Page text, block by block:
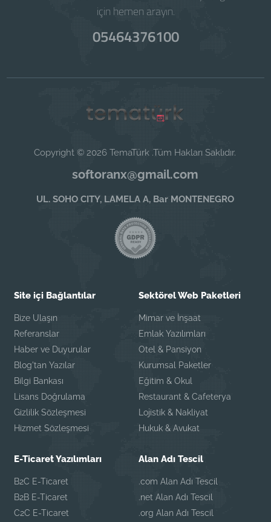
için hemen arayın.
05464376100
Copyright © 2026 TemaTürk .Tüm Hakları Saklıdır.
softoranx@gmail.com
UL. SOHO CITY, LAMELA A, Bar MONTENEGRO
Site içi Bağlantılar
Bize Ulaşın
Referanslar
Haber ve Duyurular
Blog'tan Yazılar
Bilgi Bankası
Lisans Doğrulama
Gizlilik Sözleşmesi
Hizmet Sözleşmesi
Sektörel Web Paketleri
Mimar ve İnşaat
Emlak Yazılımları
Otel & Pansiyon
Kurumsal Paketler
Eğitim & Okul
Restaurant & Cafeterya
Lojistik & Nakliyat
Hukuk & Avukat
E-Ticaret Yazılımları
B2C E-Ticaret
B2B E-Ticaret
C2C E-Ticaret
Alan Adı Tescil
.com Alan Adı Tescil
.net Alan Adı Tescil
.org Alan Adı Tescil